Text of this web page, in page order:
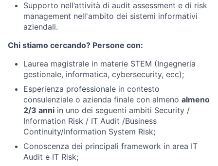
Supporto nell’attività di audit assessment e di risk
management nell'ambito dei sistemi informativi
aziendali.
Chi stiamo cercando? Persone con:
Laurea magistrale in materie STEM (Ingegneria
gestionale, informatica, cybersecurity, ecc);
Esperienza professionale in contesto
consulenziale o azienda finale con almeno almeno
2/3 anni in uno dei seguenti ambiti Security /
Information Risk / IT Audit /Business
Continuity/Information System Risk;
Conoscenza dei principali framework in area IT
Audit e IT Risk;